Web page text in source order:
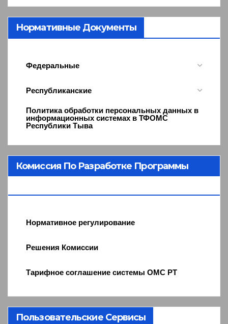
Нормативные Документы
Федеральные
Республиканские
Политика обработки персональных данных в
информационных системах в ТФОМС
Республики Тыва
Комиссия По Разработке Программы
Нормативное регулирование
Решения Комиссии
Тарифное соглашение системы ОМС РТ
Пользовательские Сервисы